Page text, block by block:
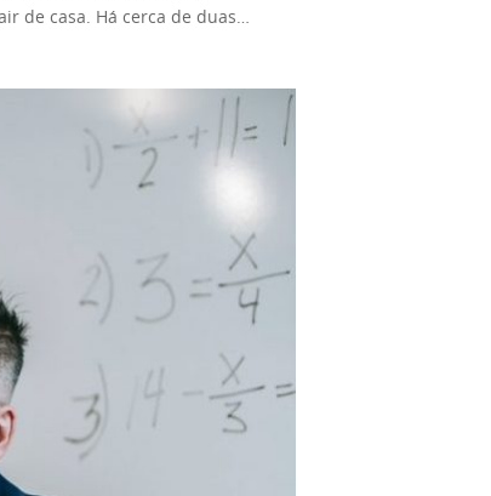
de casa. Há cerca de duas
muito trabalho. Mas ainda
pode ganhar a vida ou apenas
maneiras fáceis de
ver quais são as melhores
paralelos na Internet. Existem
show paralelo. Enquanto
ainda mais? Este pode
algo que não é sua profissão.
a ele. Afinal, você não é o
ser cansativo. Afinal, você já
uma solução. Curiosamente,
que você está procurando,
conecta inúmeros clientes e
todas essas tarefas são muito